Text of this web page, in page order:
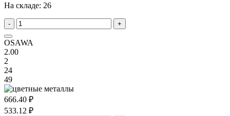
На складе: 26
- +
OSAWA
2.00
2
24
49
666.40 ₽
533.12 ₽